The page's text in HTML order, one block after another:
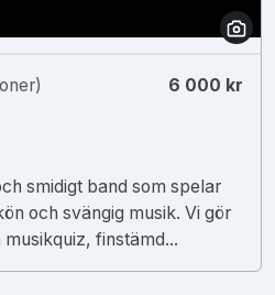
6 000 kr
smidigt band som spelar
och svängig musik. Vi gör
finstämd...